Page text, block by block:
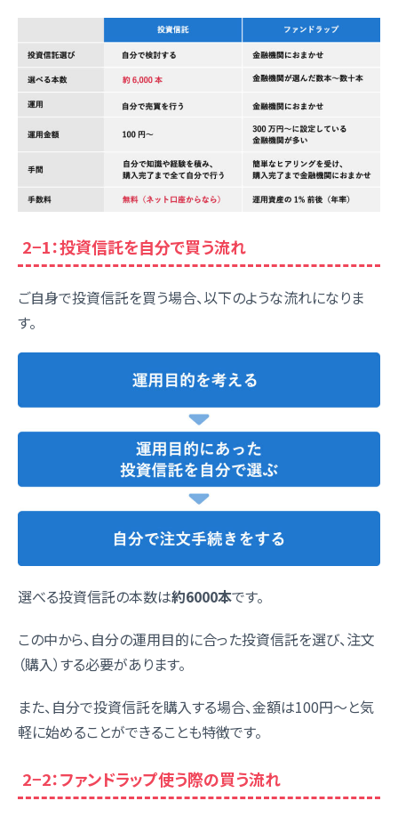
2−1：投資信託を自分で買う流れ
ご自身で投資信託を買う場合、以下のような流れになりま
す。
選べる投資信託の本数は約6000本です。
この中から、自分の運用目的に合った投資信託を選び、注文
（購入）する必要があります。
また、自分で投資信託を購入する場合、金額は100円〜と気
軽に始めることができることも特徴です。
2−2：ファンドラップ使う際の買う流れ